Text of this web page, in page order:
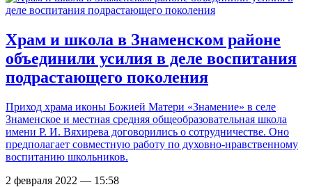
Храм и школа в Знаменском районе
объединили усилия в деле воспитания
подрастающего поколения
Приход храма иконы Божией Матери «Знамение» в селе
Знаменское и местная средняя общеобразовательная школа
имени Р. И. Вяхирева договорились о сотрудничестве. Оно
предполагает совместную работу по духовно-нравственному
воспитанию школьников.
2 февраля 2022 — 15:58